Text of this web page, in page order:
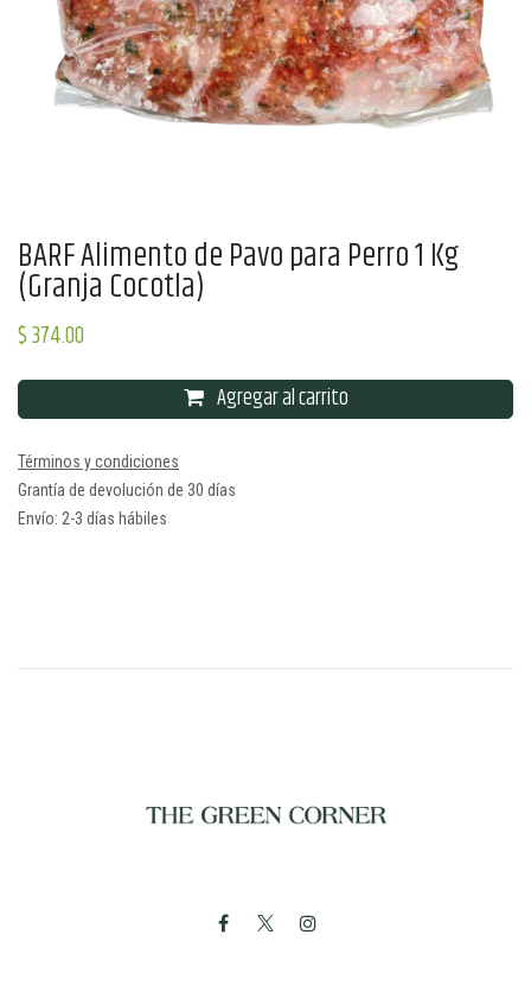
BARF Alimento de Pavo para Perro 1 Kg
(Granja Cocotla)
$374.00
Agregar al carrito
Términos y condiciones
Grantía de devolución de 30 días
Envío: 2-3 días hábiles